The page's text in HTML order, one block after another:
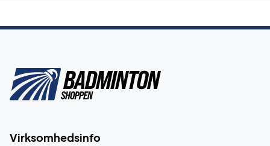
Virksomhedsinfo